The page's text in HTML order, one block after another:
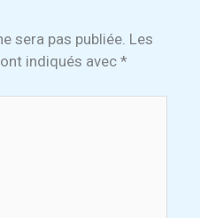
sera pas publiée. Les
indiqués avec *